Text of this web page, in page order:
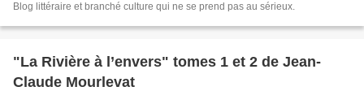
Blog littéraire et branché culture qui ne se prend pas au sérieux.
"La Rivière à l’envers" tomes 1 et 2 de Jean-
Claude Mourlevat